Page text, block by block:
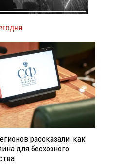
рассказали, как
для бесхозного